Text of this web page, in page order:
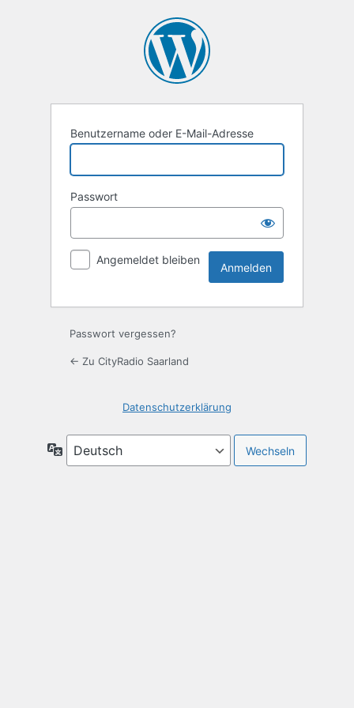
Benutzername oder E-Mail-Adresse
Passwort
Angemeldet bleiben
Passwort vergessen?
← Zu CityRadio Saarland
Datenschutzerklärung
Sprache